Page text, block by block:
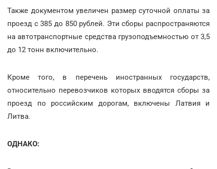
Также документом увеличен размер суточной оплаты за
проезд с 385 до 850 рублей. Эти сборы распространяются
на автотранспортные средства грузоподъемностью от 3,5
до 12 тонн включительно.
Кроме того, в перечень иностранных государств,
относительно перевозчиков которых вводятся сборы за
проезд по российским дорогам, включены Латвия и
Литва.
ОДНАКО: